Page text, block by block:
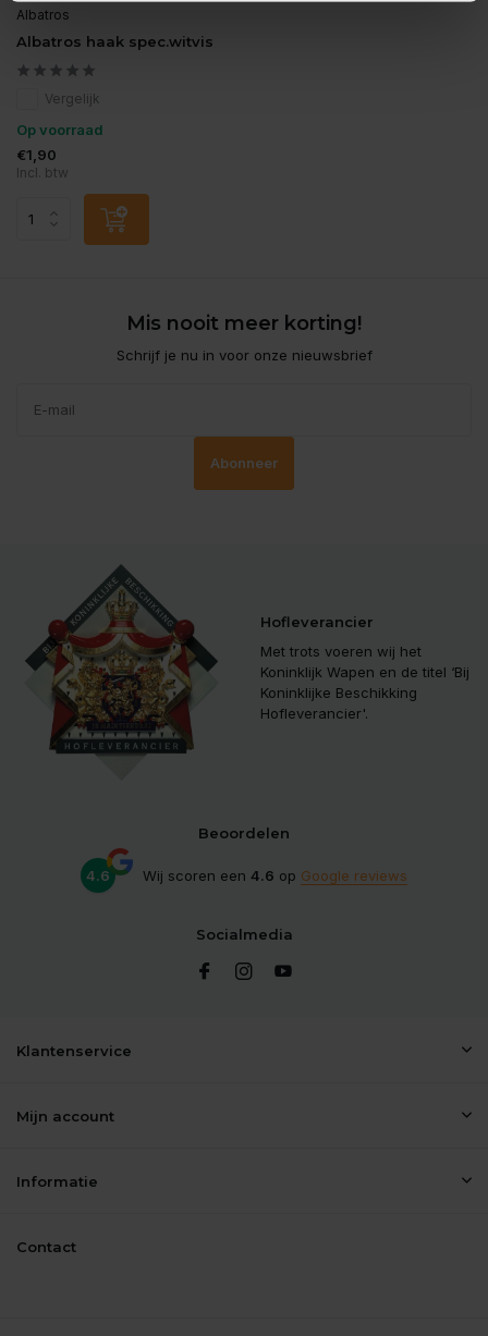
Albatros
Albatros haak spec.witvis
Vergelijk
Op voorraad
€1,90
Incl. btw
Mis nooit meer korting!
Schrijf je nu in voor onze nieuwsbrief
Abonneer
Hofleverancier
Met trots voeren wij het
Koninklijk Wapen en de titel ‘Bij
Koninklijke Beschikking
Hofleverancier'.
Beoordelen
4.6 Wij scoren een 4.6 op Google reviews
Socialmedia
Klantenservice
Mijn account
Informatie
Contact